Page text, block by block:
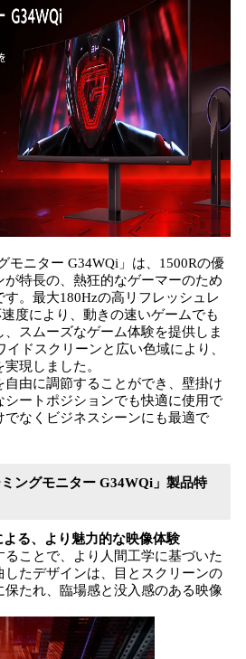
モニター G34WQi」は、1500Rの優
特長の、熱狂的なゲーマーのため
。最大180Hzの高リフレッシュレ
度により、動きの速いゲームでも
スムーズなゲーム体験を提供しま
ドスクリーンと広い色域により、
現しました。
由に調節することができ、壁掛け
シートポジションでも快適に使用で
でなくビジネスシーンにも最適で
ミングモニター G34WQi」製品特
る、より魅力的な映像体験
ることで、より人間工学に基づいた
たデザインは、目とスクリーンの
たれ、臨場感と没入感のある映像